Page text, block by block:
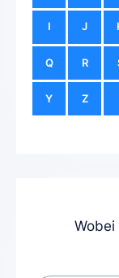
I J
Q R
Y Z